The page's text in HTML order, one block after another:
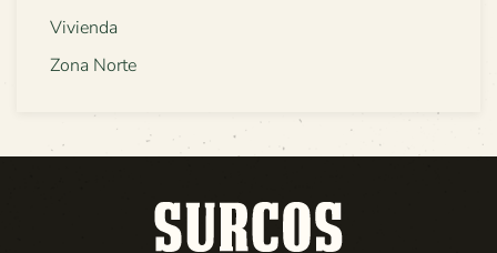
Vivienda
Zona Norte